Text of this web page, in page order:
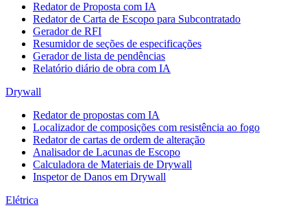
Redator de Proposta com IA
Redator de Carta de Escopo para Subcontratado
Gerador de RFI
Resumidor de seções de especificações
Gerador de lista de pendências
Relatório diário de obra com IA
Drywall
Redator de propostas com IA
Localizador de composições com resistência ao fogo
Redator de cartas de ordem de alteração
Analisador de Lacunas de Escopo
Calculadora de Materiais de Drywall
Inspetor de Danos em Drywall
Elétrica